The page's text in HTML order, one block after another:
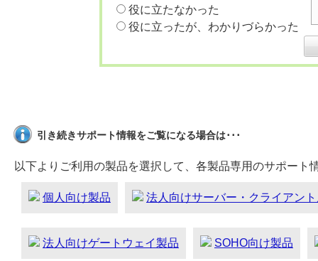
役に立たなかった
役に立ったが、わかりづらかった
引き続きサポート情報をご覧になる場合は･･･
以下よりご利用の製品を選択して、各製品専用のサポート
個人向け製品 法人向けサーバー・クライアン
法人向けゲートウェイ製品 SOHO向け製品